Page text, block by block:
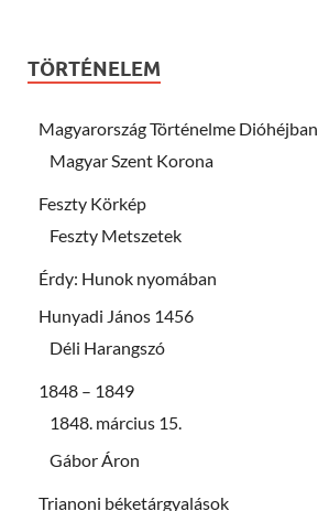
TÖRTÉNELEM
Magyarország Történelme Dióhéjban
Magyar Szent Korona
Feszty Körkép
Feszty Metszetek
Érdy: Hunok nyomában
Hunyadi János 1456
Déli Harangszó
1848 – 1849
1848. március 15.
Gábor Áron
Trianoni béketárgyalások